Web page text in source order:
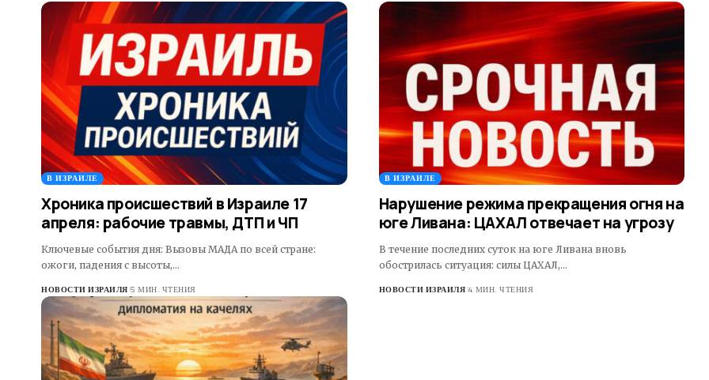
В ИЗРАИЛЕ
Хроника происшествий в Израиле 17
апреля: рабочие травмы, ДТП и ЧП
Ключевые события дня: Вызовы МАДА по всей стране:
ожоги, падения с высоты,…
НОВОСТИ ИЗРАИЛЯ 5 МИН. ЧТЕНИЯ
В ИЗРАИЛЕ
Нарушение режима прекращения огня на
юге Ливана: ЦАХАЛ отвечает на угрозу
В течение последних суток на юге Ливана вновь
обострилась ситуация: силы ЦАХАЛ,…
НОВОСТИ ИЗРАИЛЯ 4 МИН. ЧТЕНИЯ